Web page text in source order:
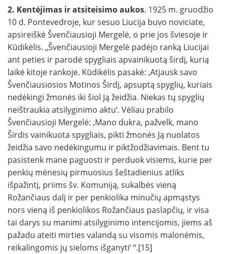
2. Kentėjimas ir atsiteisimo aukos. 1925 m. gruodžio
10 d. Pontevedroje, kur sesuo Liucija buvo noviciate,
apsireiškė Švenčiausioji Mergelė, o prie jos šviesoje ir
Kūdikėlis. „Švenčiausioji Mergelė padėjo ranką Liucijai
ant peties ir parodė spygliais apvainikuotą širdį, kurią
laikė kitoje rankoje. Kūdikėlis pasakė: ‚Atjausk savo
Švenčiausiosios Motinos Širdį, apsuptą spyglių, kuriais
nedėkingi žmonės iki šiol Ją žeidžia. Niekas tų spyglių
neištraukia atsilyginimo aktu‘. Vėliau prabilo
Švenčiausioji Mergelė: ‚Mano dukra, pažvelk, mano
Širdis vainikuota spygliais, pikti žmonės Ją nuolatos
žeidžia savo nedėkingumu ir piktžodžiavimais. Bent tu
pasistenk mane paguosti ir perduok visiems, kurie per
penkių mėnesių pirmuosius šeštadienius atliks
išpažintį, priims šv. Komuniją, sukalbės vieną
Rožančiaus dalį ir per penkiolika minučių apmąstys
nors vieną iš penkiolikos Rožančiaus paslapčių, ir visa
tai darys su manimi atsilyginimo intencijomis, jiems aš
pažadu ateiti mirties valandą su visomis malonėmis,
reikalingomis jų sieloms išganyti‘ “.[15]